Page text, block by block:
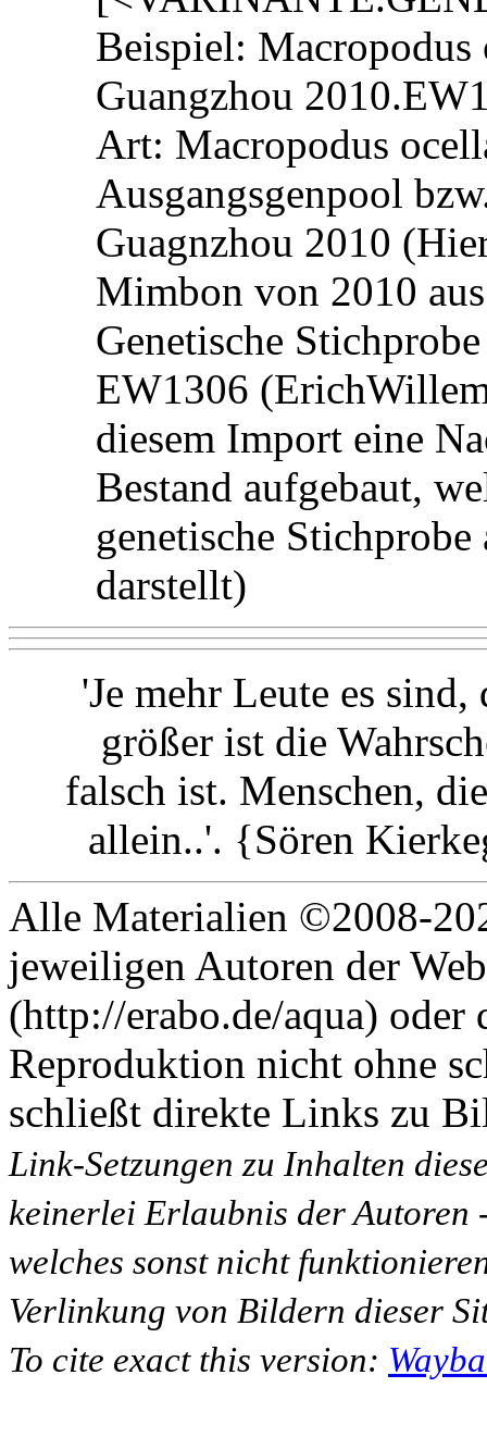
Beispiel:
Guangzhou
Art: Macropodus
Ausgangsgenpool
Guagnzhou 2010
Mimbon von 2010
Genetische
EW1306
diesem Import eine
Bestand aufgebaut,
genetische
darstellt)
'Je mehr Leute es sind,
größer ist die
falsch ist. Menschen,
allein..'. {Sören
Alle Materialien ©2008-
jeweiligen Autoren der
(http://erabo.de/aqua) oder
Reproduktion nicht ohne
schließt direkte Links zu
Link-Setzungen zu Inhalten
keinerlei Erlaubnis der Autoren
welches sonst nicht
Verlinkung von Bildern dieser
To cite exact this version: